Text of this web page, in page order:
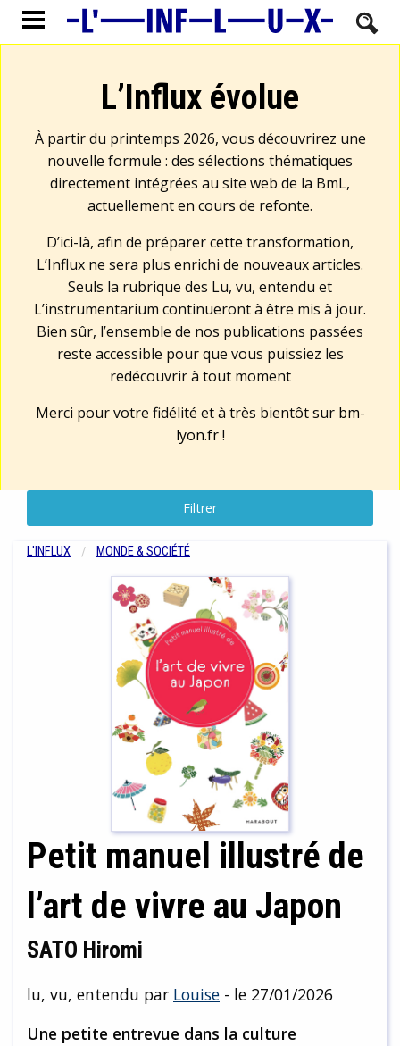
L’Influx évolue
À partir du printemps 2026, vous découvrirez une
nouvelle formule : des sélections thématiques
directement intégrées au site web de la BmL,
actuellement en cours de refonte.
D’ici-là, afin de préparer cette transformation,
L’Influx ne sera plus enrichi de nouveaux articles.
Seuls la rubrique des Lu, vu, entendu et
L’instrumentarium continueront à être mis à jour.
Bien sûr, l’ensemble de nos publications passées
reste accessible pour que vous puissiez les
redécouvrir à tout moment
Merci pour votre fidélité et à très bientôt sur bm-
lyon.fr!
Filtrer
L'INFLUX MONDE & SOCIÉTÉ
Petit manuel illustré de
l’art de vivre au Japon
SATO Hiromi
lu, vu, entendu par Louise - le 27/01/2026
Une petite entrevue dans la culture